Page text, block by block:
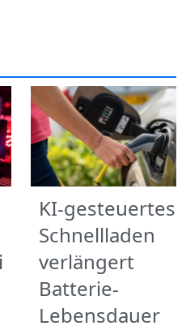
KI-gesteuertes
Schnellladen
verlängert
Batterie-
Lebensdauer